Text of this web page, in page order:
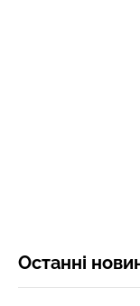
Останні